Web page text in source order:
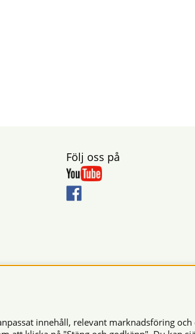
Följ oss på
Säkra betalningar
Vi använder cookies -läs mer här.
innehåll, relevant marknadsföring